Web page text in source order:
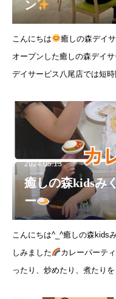
ン
こんにちは
癒しの森デイ
オープンした癒しの森デイ
デイサービス八尾店では短
2024.05.13
癒しの森kidsみ
ー
こんにちは^_^癒しの森kids
しみました
カレーパーテ
ったり、炒めたり、煮たり